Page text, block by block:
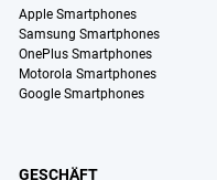
Apple Smartphones
Samsung Smartphones
OnePlus Smartphones
Motorola Smartphones
Google Smartphones
GESCHÄFT